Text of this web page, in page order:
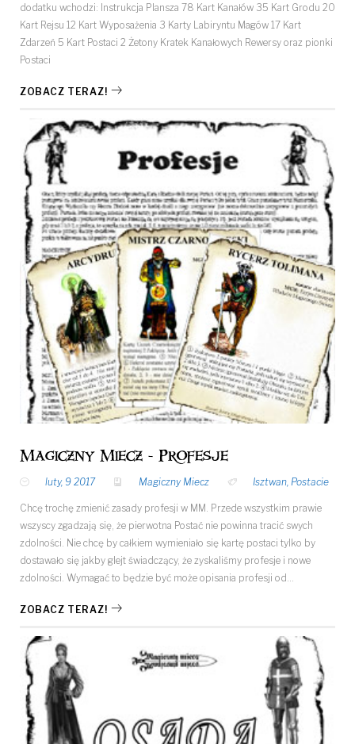
dodatku wchodzi: Instrukcja Plansza 78 Kart Kanałów 35 Kart Grodu 20
Kart Rejsu 12 Kart Wyposażenia 3 Karty Labiryntu Magów 17 Kart
Zdarzeń 5 Kart Postaci 2 Żetony Kratek Kanałowych Rewersy oraz pionki
Postaci
ZOBACZ TERAZ!
Magiczny Miecz - Profesje
luty, 9 2017 Magiczny Miecz Isztwan, Postacie
Chcę trochę zmienić zasady profesji w MM. Przede wszystkim prawie
wszyscy zgadzają się, że pierwotna Postać nie powinna tracić swych
zdolności. Nie chcę by całkiem wymieniało się kartę postaci tylko by
dostawało się jakby glejt świadczący, że zyskaliśmy profesje i nowe
zdolności. Wymagać to będzie być może opisania profesji od…
ZOBACZ TERAZ!